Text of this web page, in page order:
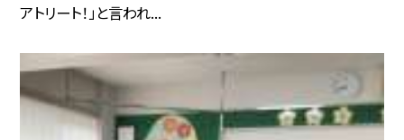
アトリート！」と言われ...